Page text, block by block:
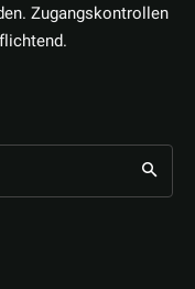
Zugangskontrollen